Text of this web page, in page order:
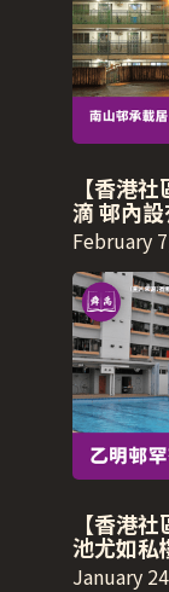
【香港
滴 邨內
February
【香港
池尤如私
January